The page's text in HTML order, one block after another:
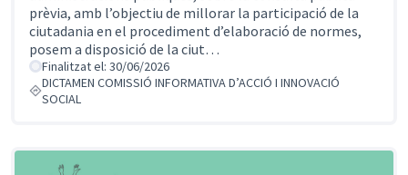
prèvia, amb l’objectiu de millorar la participació de la
ciutadania en el procediment d’elaboració de normes,
posem a disposició de la ciut…
Finalitzat el: 30/06/2026
DICTAMEN COMISSIÓ INFORMATIVA D’ACCIÓ I INNOVACIÓ
SOCIAL